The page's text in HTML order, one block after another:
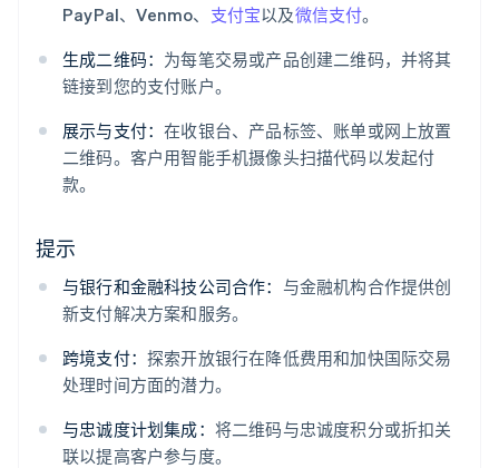
PayPal、Venmo、 支付宝以及微信支付。
生成二维码： 为每笔交易或产品创建二维码，并将其
链接到您的支付账户。
展示与支付：在收银台、产品标签、账单或网上放置
二维码。客户用智能手机摄像头扫描代码以发起付
款。
提示
与银行和金融科技公司合作： 与金融机构合作提供创
新支付解决方案和服务。
跨境支付： 探索开放银行在降低费用和加快国际交易
处理时间方面的潜力。
与忠诚度计划集成： 将二维码与忠诚度积分或折扣关
联以提高客户参与度。